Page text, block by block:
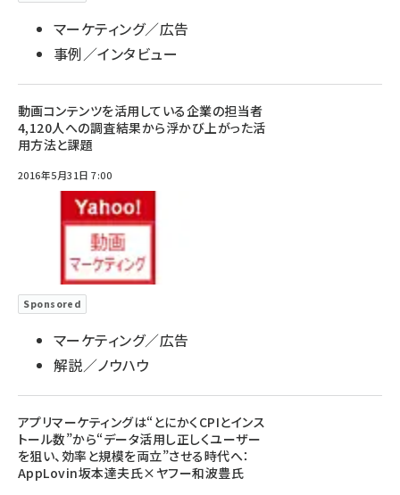
マーケティング／広告
事例／インタビュー
動画コンテンツを活用している企業の担当者
4,120人への調査結果から浮かび上がった活
用方法と課題
2016年5月31日 7:00
Sponsored
マーケティング／広告
解説／ノウハウ
アプリマーケティングは“とにかくCPIとインス
トール数”から“データ活用し正しくユーザー
を狙い、効率と規模を両立”させる時代へ：
AppLovin坂本達夫氏×ヤフー和波豊氏